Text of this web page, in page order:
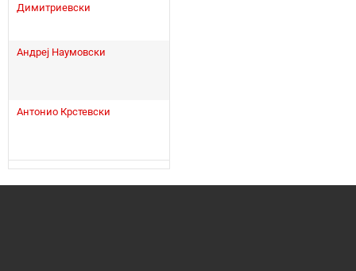
Димитриевски
Андреј Наумовски
Антонио Крстевски